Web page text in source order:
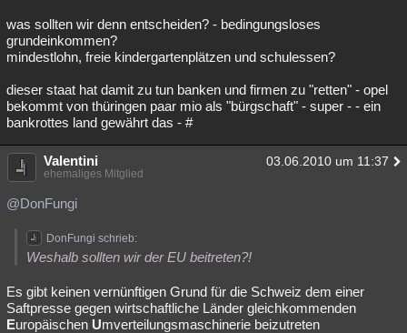
was sollten wir denn entscheiden? - bedingungsloses
grundeinkommen?
mindestlohn, freie kindergartenplätzen und schulessen?
dieser staat hat damit zu tun banken und firmen zu "retten" - opel
bekommt von thüringen paar mio als "bürgschaft" - super - - ein
bankrottes land gewährt das - #
Valentini 03.06.2010 um 11:37
ehemaliges Mitglied
@DonFungi
DonFungi schrieb:
Weshalb sollten wir der EU beitreten?!
Es gibt keinen vernünftigen Grund für die Schweiz dem einer
Saftpresse gegen wirtschaftliche Länder gleichkommenden
Europäischen Umverteilungsmaschinerie beizutreten